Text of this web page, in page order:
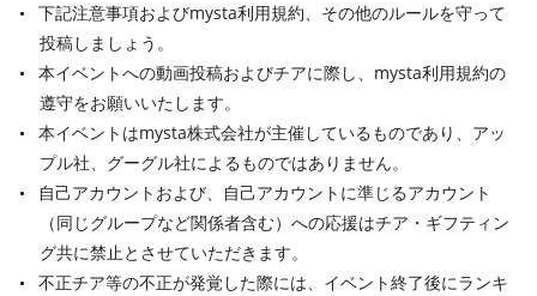
下記注意事項およびmysta利用規約、その他のルールを守って
投稿しましょう。
本イベントへの動画投稿およびチアに際し、mysta利用規約の
遵守をお願いいたします。
本イベントはmysta株式会社が主催しているものであり、アッ
プル社、グーグル社によるものではありません。
自己アカウントおよび、自己アカウントに準じるアカウント
（同じグループなど関係者含む）への応援はチア・ギフティン
グ共に禁止とさせていただきます。
不正チア等の不正が発覚した際には、イベント終了後にランキ